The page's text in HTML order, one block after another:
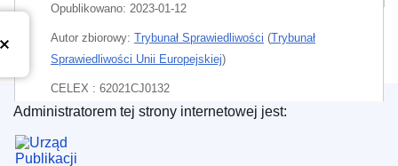
Opublikowano: 2023-01-12
Autor zbiorowy: Trybunał Sprawiedliwości (Trybunał
Sprawiedliwości Unii Europejskiej)
CELEX : 62021CJ0132
ECLI : ECLI:EU:C:2023:2
Urząd Publikacji Unii Europejskiej
Administratorem tej strony internetowej jest: